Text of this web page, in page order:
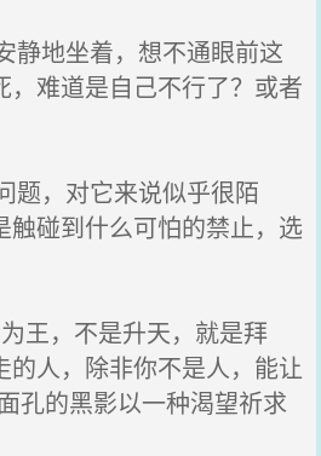
地坐着，想不通眼前这
，难道是自己不行了？或者
，对它来说似乎很陌
触碰到什么可怕的禁止，选
王，不是升天，就是拜
的人，除非你不是人，能让
孔的黑影以一种渴望祈求